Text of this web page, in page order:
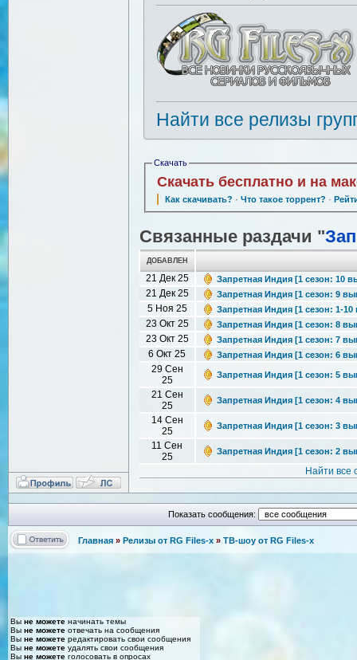
Найти все релизы
Скачать
Скачать бесплатно и на
Как скачивать? · Что такое торрент? ·
Связанные раздачи "
ДОБАВЛЕН
21 Дек 25 Запретная Индия [1 сезон: 10
21 Дек 25 Запретная Индия [1 сезон: 9
5 Ноя 25 Запретная Индия [1 сезон: 1-
23 Окт 25 Запретная Индия [1 сезон: 8
23 Окт 25 Запретная Индия [1 сезон: 7
6 Окт 25 Запретная Индия [1 сезон: 6
29 Сен
25
Запретная Индия [1 сезон: 5
21 Сен
25
Запретная Индия [1 сезон: 4
14 Сен
25
Запретная Индия [1 сезон: 3
11 Сен
25
Запретная Индия [1 сезон: 2
Найти все
Показать сообщения:
Главная » Релизы от RG Files-x » ТВ-шоу от RG Files-x
Вы не можете начинать темы
Вы не можете отвечать на сообщения
Вы не можете редактировать свои сообщения
Вы не можете удалять свои сообщения
Вы не можете голосовать в опросах